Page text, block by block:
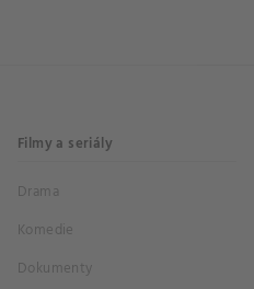
Filmy a seriály
Drama
Komedie
Dokumenty